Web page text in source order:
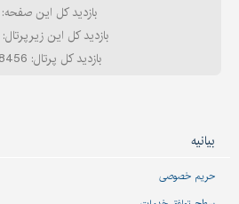
بازدید کل این صفحه: 76
بازدید کل این زیرپرتال: 9415
بازدید کل پرتال: 1098456
بیانیه
حریم خصوصی